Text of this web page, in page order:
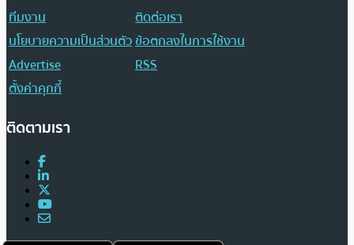
ทีมงาน
ติดต่อเรา
นโยบายความเป็นส่วนตัวข้อตกลงในการใช้งาน
Advertise
RSS
ตั้งค่าคุกกี้
ติดตามเรา